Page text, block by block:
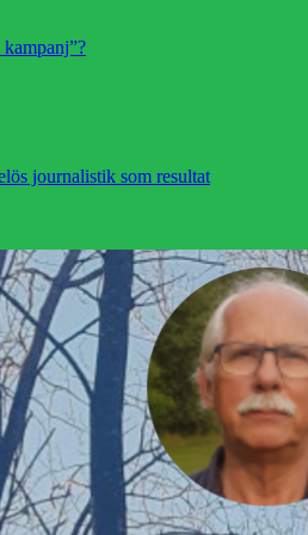
journalistik som resultat